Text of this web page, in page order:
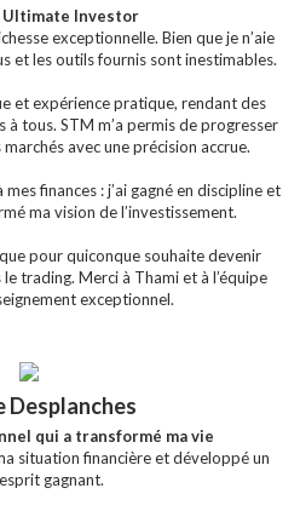
Ultimate Investor
exceptionnelle. Bien que je n’aie
et les outils fournis sont inestimables.
et expérience pratique, rendant des
à tous. STM m’a permis de progresser
avec une précision accrue.
finances : j’ai gagné en discipline et
ma vision de l’investissement.
pour quiconque souhaite devenir
trading. Merci à Thami et à l’équipe
exceptionnel.
Desplanches
qui a transformé ma vie
situation financière et développé un
gagnant.